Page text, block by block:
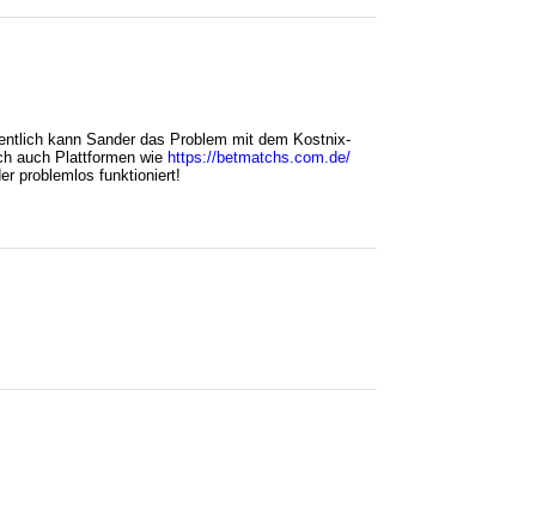
kann Sander das Problem mit dem Kostnix-
auch Plattformen wie https://betmatchs.com.de/
problemlos funktioniert!